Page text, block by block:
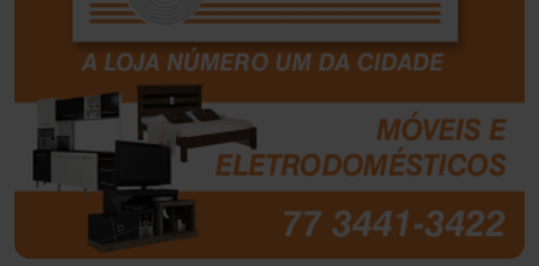
Boquira (152)
Botuporã
Brasil (7679)
Brumado (31955)